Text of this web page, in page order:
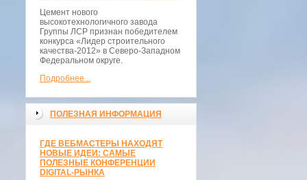
Цемент нового
высокотехнологичного завода
Группы ЛСР признан победителем
конкурса «Лидер строительного
качества-2012» в Северо-Западном
Федеральном округе.
Подробнее...
ПОЛЕЗНАЯ ИНФОРМАЦИЯ
ГДЕ ВЕБМАСТЕРЫ НАХОДЯТ
НОВЫЕ ИДЕИ: САМЫЕ
ПОЛЕЗНЫЕ КОНФЕРЕНЦИИ
DIGITAL-РЫНКА